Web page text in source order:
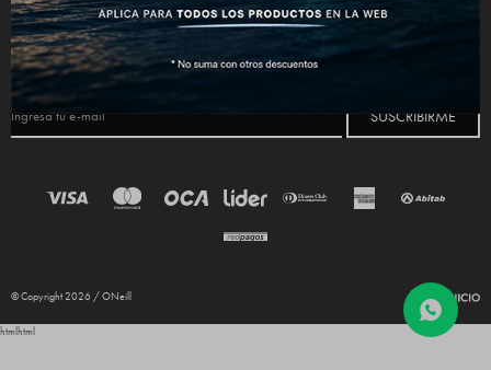
NEWSLETTER
¡Suscribite y recibí todas nuestras novedades!
SUSCRIBIRME
© Copyright 2026 / ONeill
htmlhtml